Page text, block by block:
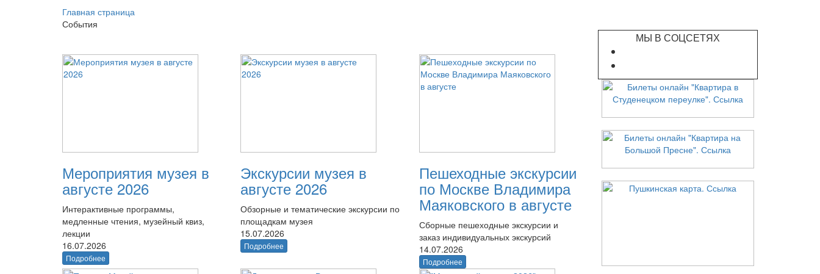
Главная страница
События
Мероприятия музея в
августе 2026
Интерактивные программы,
медленные чтения, музейный квиз,
лекции
16.07.2026
Подробнее
Экскурсии музея в
августе 2026
Обзорные и тематические экскурсии по
площадкам музея
15.07.2026
Подробнее
Пешеходные экскурсии
по Москве Владимира
Маяковского в августе
Сборные пешеходные экскурсии и
заказ индивидуальных экскурсий
14.07.2026
Подробнее
МЫ В СОЦСЕТЯХ